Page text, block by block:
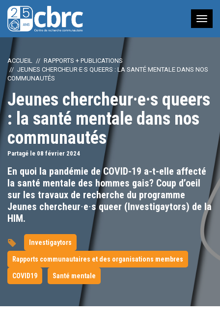
à
ACCUEIL
RAPPORTS + PUBLICATIONS
JEUNES CHERCHEUR·E·S QUEERS : LA SANTÉ MENTALE DANS NOS
COMMUNAUTÉS
Jeunes chercheur·e·s queers
: la santé mentale dans nos
communautés
Partagé le 08 février 2024
En quoi la pandémie de COVID-19 a-t-elle affecté
la santé mentale des hommes gais? Coup d’oeil
sur les travaux de recherche du programme
Jeunes chercheur∙e∙s queer (Investigaytors) de la
HIM.
Investigaytors
Rapports communautaires et des organisations membres
COVID19 Santé mentale